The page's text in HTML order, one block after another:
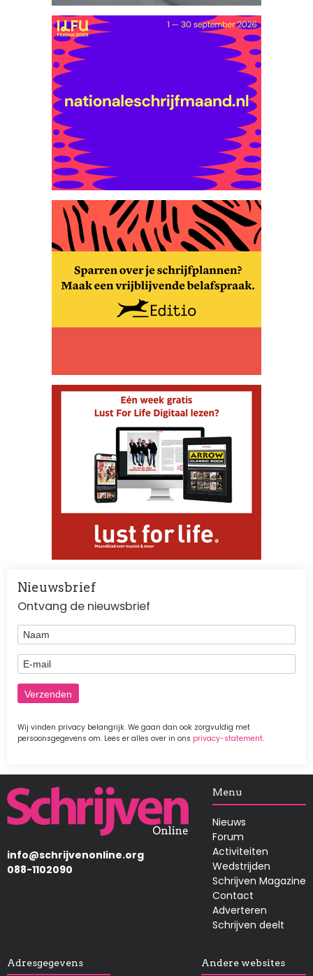
Nieuwsbrief
Ontvang de nieuwsbrief
Naam
E-mail
Wij vinden privacy belangrijk. We gaan dan ook zorgvuldig met
persoonsgegevens om. Lees er alles over in ons privacy-statement.
Afbeelding
info@schrijvenonline.org
088-1102090
Menu
Nieuws
Forum
Activiteiten
Wedstrijden
Schrijven Magazine
Contact
Adverteren
Schrijven deelt
Adresgegevens Andere websites